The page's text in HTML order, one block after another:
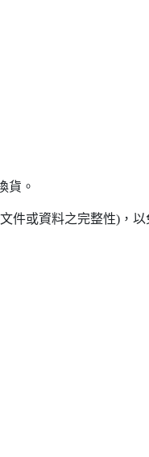
貨。
件或資料之完整性)，以